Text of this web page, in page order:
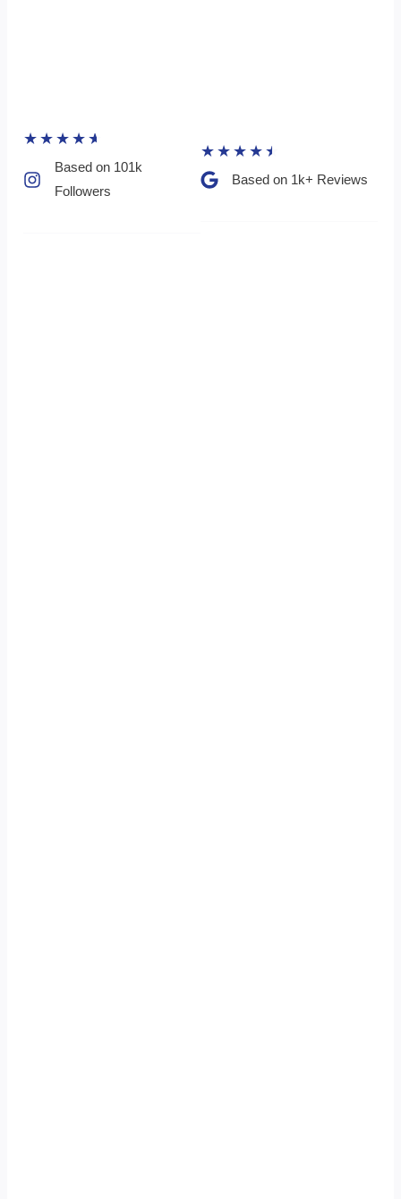
★ ★ ★ ★ ★
Based on 101k
Followers​
★ ★ ★ ★ ★
Based on 1k+ Reviews​